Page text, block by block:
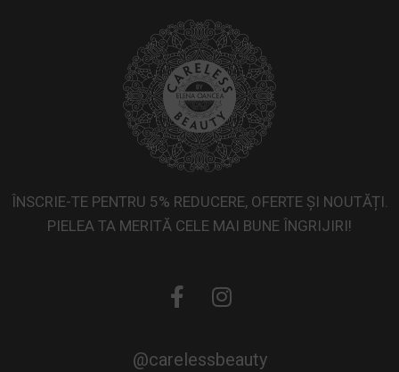
ÎNSCRIE-TE PENTRU 5% REDUCERE, OFERTE ȘI NOUTĂȚI.
PIELEA TA MERITĂ CELE MAI BUNE ÎNGRIJIRI!
@carelessbeauty